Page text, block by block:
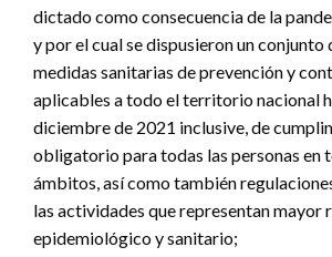
dictado como consecuencia de la
y por el cual se dispusieron un conjunto
medidas sanitarias de prevención y
aplicables a todo el territorio nacional
diciembre de 2021 inclusive, de
obligatorio para todas las personas en
ámbitos, así como también
las actividades que representan mayor
epidemiológico y sanitario;